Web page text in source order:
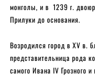
монголы, и в 1239 г.
Прилуки до основания.
Возродился город в XV в.
представительница рода
самого Ивана IV Грозного